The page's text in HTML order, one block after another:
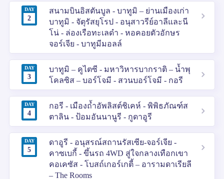
DAY
2
สนามบินอิสตันบูล - บาทูมิ – ย่านเมืองเก่า
บาทูมิ - จัตุรัสยุโรป - อนุสาวรีย์อาลีและนี
โน่ - ล่องเรือทะเลดำ - หอคอยตัวอักษร
จอร์เจีย - บาทูมีมอลล์
DAY
3
บาทูมิ – คูไตซี - มหาวิหารบากราติ – น้ำพุ
โคลซิส – บอร์โจมี - สวนบอร์โจมี - กอรี
DAY
4
กอรี - เมืองถ้ำอัพลิสต์ชิเคห์ - พิพิธภัณฑ์ส
ตาลิน - ป้อมอันนานูรี - กูดาอูรี
DAY
5
ดาอูรี - อนุสรณ์สถานรัสเซีย-จอร์เจีย -
คาซเบกี้ - ขึ้นรถ 4WD สู่ใจกลางเทือกเขา
คอเคซัส - โบสถ์เกอร์เกตี้ – อารามดาเรียลี
– The Rooms